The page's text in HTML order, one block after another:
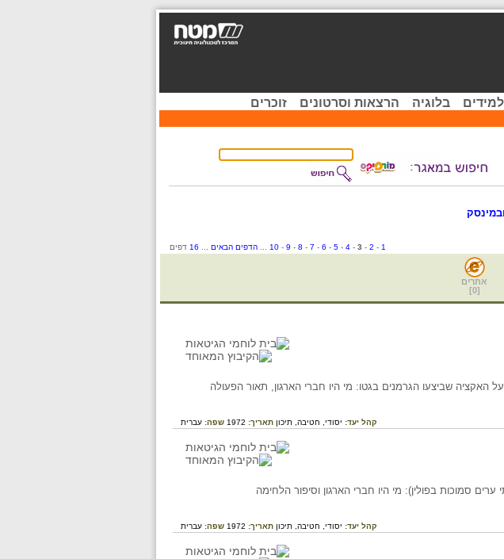
בלוגיה הרצאות וסרטונים זוכרים
1
-
2
-
3
-
4
-
5
-
6
-
7
-
8
-
9
-
10 הדפים הבאים 16 דפים
אתרים
[
0
]
שביצעו הגרמנים בגטו: מי היו חברי הארגון, תאור הפעולה
קהל יעד: יסודי, חטיבה, תיכון תאריך: 1972 שפה: עברית
סמוכות בפולין): מי היו חברי הארגון וסיפור הלחימה
קהל יעד: יסודי, חטיבה, תיכון תאריך: 1972 שפה: עברית